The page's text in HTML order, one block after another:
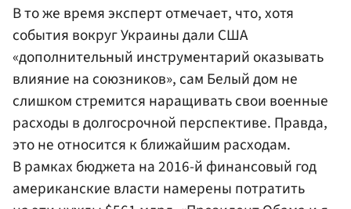
В то же время эксперт отмечает, что, хотя
события вокруг Украины дали США
«дополнительный инструментарий оказывать
влияние на союзников», сам Белый дом не
слишком стремится наращивать свои военные
расходы в долгосрочной перспективе. Правда,
это не относится к ближайшим расходам.
В рамках бюджета на 2016-й финансовый год
американские власти намерены потратить